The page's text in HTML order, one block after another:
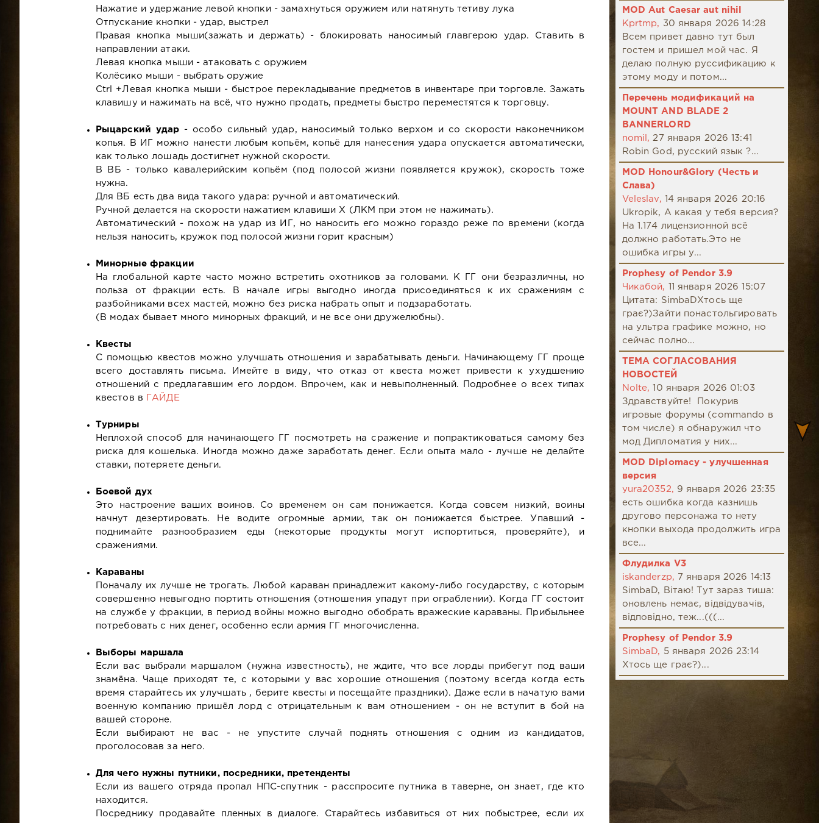
Нажатие и удержание левой кнопки - замахнуться оружием или натянуть тетиву лука
Отпускание кнопки - удар, выстрел
Правая кнопка мыши(зажать и держать) - блокировать наносимый главгерою удар. Ставить в
направлении атаки.
Левая кнопка мыши - атаковать с оружием
Колёсико мыши - выбрать оружие
Ctrl +Левая кнопка мыши - быстрое перекладывание предметов в инвентаре при торговле. Зажать
клавишу и нажимать на всё, что нужно продать, предметы быстро переместятся к торговцу.
Рыцарский удар - особо сильный удар, наносимый только верхом и со скорости наконечником
копья. В ИГ можно нанести любым копьём, копьё для нанесения удара опускается автоматически,
как только лошадь достигнет нужной скорости.
В ВБ - только кавалерийским копьём (под полосой жизни появляется кружок), скорость тоже
нужна.
Для ВБ есть два вида такого удара: ручной и автоматический.
Ручной делается на скорости нажатием клавиши Х (ЛКМ при этом не нажимать).
Автоматический - похож на удар из ИГ, но наносить его можно гораздо реже по времени (когда
нельзя наносить, кружок под полосой жизни горит красным)
Минорные фракции
На глобальной карте часто можно встретить охотников за головами. К ГГ они безразличны, но
польза от фракции есть. В начале игры выгодно иногда присоединяться к их сражениям с
разбойниками всех мастей, можно без риска набрать опыт и подзаработать.
(В модах бывает много минорных фракций, и не все они дружелюбны).
Квесты
С помощью квестов можно улучшать отношения и зарабатывать деньги. Начинающему ГГ проще
всего доставлять письма. Имейте в виду, что отказ от квеста может привести к ухудшению
отношений с предлагавшим его лордом. Впрочем, как и невыполненный. Подробнее о всех типах
квестов в
ГАЙДЕ
Турниры
Неплохой способ для начинающего ГГ посмотреть на сражение и попрактиковаться самому без
риска для кошелька. Иногда можно даже заработать денег. Если опыта мало - лучше не делайте
ставки, потеряете деньги.
Боевой дух
Это настроение ваших воинов. Со временем он сам понижается. Когда совсем низкий, воины
начнут дезертировать. Не водите огромные армии, так он понижается быстрее. Упавший -
поднимайте разнообразием еды (некоторые продукты могут испортиться, проверяйте), и
сражениями.
Караваны
Поначалу их лучше не трогать. Любой караван принадлежит какому-либо государству, с которым
совершенно невыгодно портить отношения (отношения упадут при ограблении). Когда ГГ состоит
на службе у фракции, в период войны можно выгодно обобрать вражеские караваны. Прибыльнее
потребовать с них денег, особенно если армия ГГ многочисленна.
Выборы маршала
Если вас выбрали маршалом (нужна известность), не ждите, что все лорды прибегут под ваши
знамёна. Чаще приходят те, с которыми у вас хорошие отношения (поэтому всегда когда есть
время старайтесь их улучшать , берите квесты и посещайте праздники). Даже если в начатую вами
военную компанию пришёл лорд с отрицательным к вам отношением - он не вступит в бой на
вашей стороне.
Если выбирают не вас - не упустите случай поднять отношения с одним из кандидатов,
проголосовав за него.
Для чего нужны путники, посредники, претенденты
Если из вашего отряда пропал НПС-спутник - расспросите путника в таверне, он знает, где кто
находится.
Посреднику продавайте пленных в диалоге. Старайтесь избавиться от них побыстрее, если их
MOD Aut Caesar aut nihil
Kprtmp,
30 января 2026 14:28
Всем привет давно тут был
гостем и пришел мой час. Я
делаю полную руссификацию к
этому моду и потом...
Перечень модификаций на
MOUNT AND BLADE 2
BANNERLORD
nomil, 27 января 2026 13:41
Robin God, русский язык ?...
MOD Honour&Glory (Честь и
Слава)
Veleslav,
14 января 2026 20:16
Ukropik, А какая у тебя версия?
На 1.174 лицензионной всё
должно работать.Это не
ошибка игры у...
Prophesy of Pendor 3.9
Чикабой,
11 января 2026 15:07
Цитата: SimbaDХтось ще
грає?)Зайти понастольгировать
на ультра графике можно, но
сейчас полно...
ТЕМА СОГЛАСОВАНИЯ
НОВОСТЕЙ
Nolte,
10 января 2026 01:03
Здравствуйте! Покурив
игровые форумы (commando в
том числе) я обнаружил что
мод Дипломатия у них...
MOD Diplomacy - улучшенная
версия
yura20352, 9 января 2026 23:35
есть ошибка когда казнишь
другово персонажа то нету
кнопки выхода продолжить игра
все...
Флудилка V3
iskanderzp,
7 января 2026 14:13
SimbaD, Вітаю! Тут зараз тиша:
оновлень немає, відвідувачів,
відповідно, теж...(((...
Prophesy of Pendor 3.9
SimbaD,
5 января 2026 23:14
Хтось ще грає?)...